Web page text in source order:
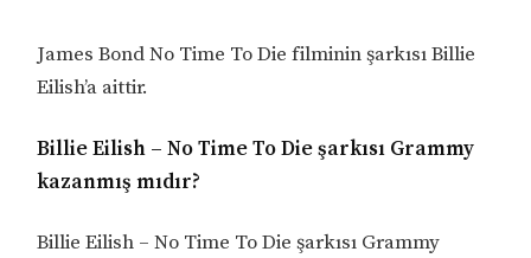
James Bond No Time To Die filminin şarkısı Billie
Eilish’a aittir.
Billie Eilish – No Time To Die şarkısı Grammy
kazanmış mıdır?
Billie Eilish – No Time To Die şarkısı Grammy